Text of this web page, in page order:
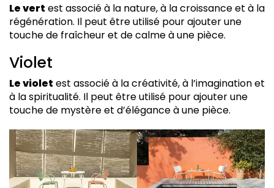
Le vert est associé à la nature, à la croissance et à la
régénération. Il peut être utilisé pour ajouter une
touche de fraîcheur et de calme à une pièce.
Violet
Le violet est associé à la créativité, à l’imagination et
à la spiritualité. Il peut être utilisé pour ajouter une
touche de mystère et d’élégance à une pièce.